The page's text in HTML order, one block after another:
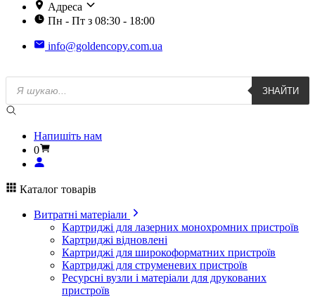
Адреса
Пн - Пт з 08:30 - 18:00
info@goldencopy.com.ua
Пошук
товарів
ЗНАЙТИ
Напишіть нам
0
Каталог товарів
Витратні матеріали
Картриджі для лазерних монохромних пристроїв
Картриджі відновлені
Картриджі для широкоформатних пристроїв
Картриджі для струменевих пристроїв
Ресурсні вузли і матеріали для друкованих
пристроїв